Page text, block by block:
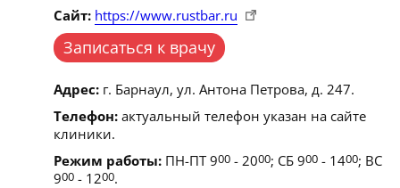
Сайт: https://www.rustbar.ru
Записаться к врачу
Адрес: г. Барнаул, ул. Антона Петрова, д. 247.
Телефон: актуальный телефон указан на сайте
клиники.
Режим работы: ПН-ПТ 900 - 2000; СБ 900 - 1400; ВС
900 - 1200.